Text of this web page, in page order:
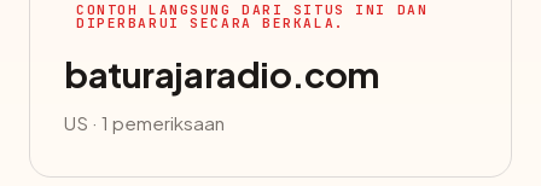
CONTOH LANGSUNG DARI SITUS INI DAN
DIPERBARUI SECARA BERKALA.
baturajaradio.com
US · 1 pemeriksaan